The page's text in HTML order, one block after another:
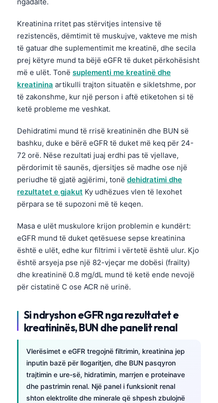
Kreatinina rritet pas stërvitjes intensive të
rezistencës, dëmtimit të muskujve, vakteve me mish
të gatuar dhe suplementimit me kreatinë, dhe secila
prej këtyre mund ta bëjë eGFR të duket përkohësisht
më e ulët. Tonë suplementi me kreatinë dhe
kreatinina artikulli trajton situatën e sikletshme, por
të zakonshme, kur një person i aftë etiketohen si të
ketë probleme me veshkat.
Dehidratimi mund të rrisë kreatininën dhe BUN së
bashku, duke e bërë eGFR të duket më keq për 24-
72 orë. Nëse rezultati juaj erdhi pas të vjellave,
përdorimit të saunës, djersitjes së madhe ose një
periudhe të gjatë agjërimi, tonë dehidratimi dhe
rezultatet e gjakut Ky udhëzues vlen të lexohet
përpara se të supozoni më të keqen.
Masa e ulët muskulore krijon problemin e kundërt:
eGFR mund të duket qetësuese sepse kreatinina
është e ulët, edhe kur filtrimi i vërtetë është ulur. Kjo
është arsyeja pse një 82-vjeçar me dobësi (frailty)
dhe kreatininë 0.8 mg/dL mund të ketë ende nevojë
për cistatinë C ose ACR në urinë.
Si ndryshon eGFR nga rezultatet e
kreatininës, BUN dhe panelit renal
Vlerësimet e eGFR tregojnë filtrimin, kreatinina jep
inputin bazë për llogaritjen, dhe BUN pasqyron
trajtimin e ure-së, hidratimin, marrjen e proteinave
dhe pastrimin renal. Një panel i funksionit renal
shton elektrolite dhe minerale që shpesh zbulojnë